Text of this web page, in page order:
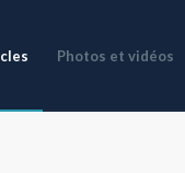
Photos et vidéos